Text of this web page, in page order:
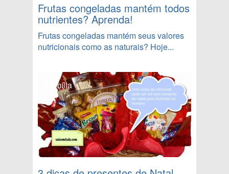
Frutas congeladas mantém todos
nutrientes? Aprenda!
Frutas congeladas mantém seus valores
nutricionais como as naturais? Hoje...
Família